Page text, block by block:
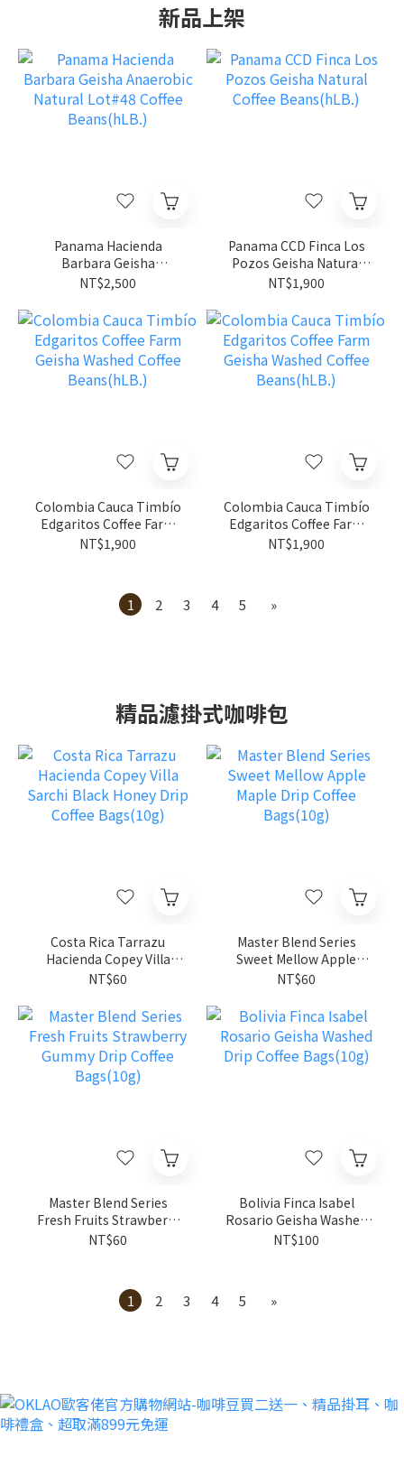
新品上架
Panama Hacienda
Barbara Geisha
Anaerobic Natural
Beans(hLB.)
NT$2,500
Panama CCD Finca Los
Pozos Geisha Natural
Coffee Beans(hLB.)
NT$1,900
Colombia Cauca Timbío
Edgaritos Coffee Farm
Geisha Washed Coffee
NT$1,900
Colombia Cauca Timbío
Edgaritos Coffee Farm
Geisha Washed Coffee
NT$1,900
1 2 3 4 5 »
精品濾掛式咖啡包
Costa Rica Tarrazu
Hacienda Copey Villa
Sarchi Black Honey Drip
NT$60
Master Blend Series
Sweet Mellow Apple
Maple Drip Coffee
NT$60
Master Blend Series
Fresh Fruits Strawberry
Gummy Drip Coffee
NT$60
Bolivia Finca Isabel
Rosario Geisha Washed
Drip Coffee Bags(10g)
NT$100
1 2 3 4 5 »